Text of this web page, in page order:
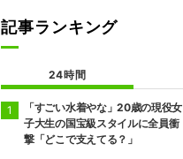
記事ランキング
24時間
「すごい水着やな」20歳の現役女
子大生の国宝級スタイルに全員衝
撃「どこで支えてる？」